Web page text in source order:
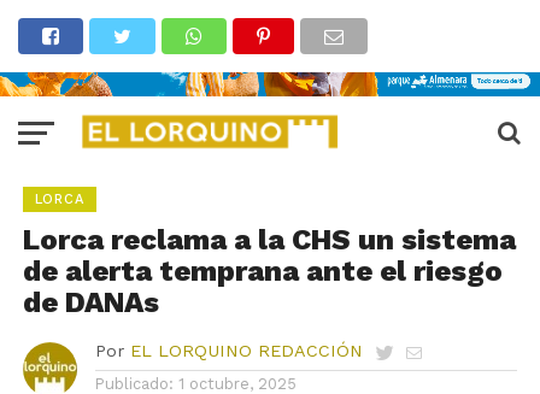
LORCA
Lorca reclama a la CHS un sistema
de alerta temprana ante el riesgo
de DANAs
Por EL LORQUINO REDACCIÓN
Publicado: 1 octubre, 2025